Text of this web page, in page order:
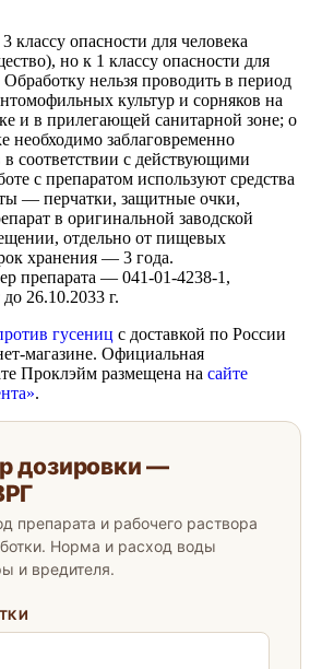
классу опасности для человека
но к 1 классу опасности для
нельзя проводить в период
культур и сорняков на
и в прилегающей санитарной зоне; о
необходимо заблаговременно
соответствии с действующими
с препаратом используют средства
— перчатки, защитные очки,
в оригинальной заводской
отдельно от пищевых
хранения — 3 года.
препарата — 041-01-4238-1,
26.10.2033 г.
гусениц с доставкой по России
магазине. Официальная
Проклэйм размещена на сайте
.
дозировки —
препарата и рабочего раствора
Норма и расход воды
и вредителя.